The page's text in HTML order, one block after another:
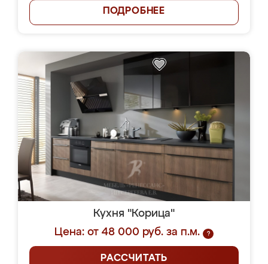
ПОДРОБНЕЕ
Кухня "Корица"
Цена: от 48 000 руб. за п.м.
?
РАССЧИТАТЬ